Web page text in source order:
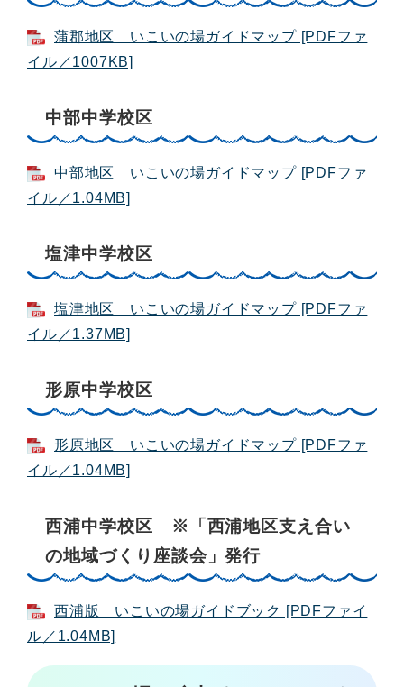
蒲郡地区 いこいの場ガイドマップ [PDFファ
イル／1007KB]
中部中学校区
中部地区 いこいの場ガイドマップ [PDFファ
イル／1.04MB]
塩津中学校区
塩津地区 いこいの場ガイドマップ [PDFファ
イル／1.37MB]
形原中学校区
形原地区 いこいの場ガイドマップ [PDFファ
イル／1.04MB]
西浦中学校区 ※「西浦地区支え合い
の地域づくり座談会」発行
西浦版 いこいの場ガイドブック [PDFファイ
ル／1.04MB]